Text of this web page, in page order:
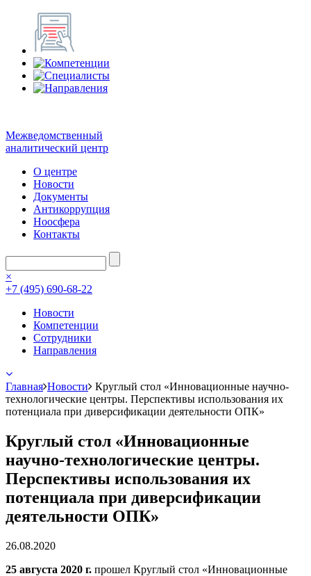
Межведомственный
аналитический центр
О центре
Новости
Документы
Антикоррупция
Ноосфера
Контакты
×
+7 (495) 690-68-22
Новости
Компетенции
Сотрудники
Направления
Главная Новости
Круглый стол «Инновационные научно-
технологические центры. Перспективы использования их
потенциала при диверсификации деятельности ОПК»
Круглый стол «Инновационные
научно-технологические центры.
Перспективы использования их
потенциала при диверсификации
деятельности ОПК»
26.08.2020
25 августа 2020 г. прошел Круглый стол «Инновационные